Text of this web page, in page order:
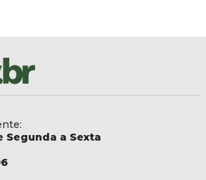
Segunda a Sexta